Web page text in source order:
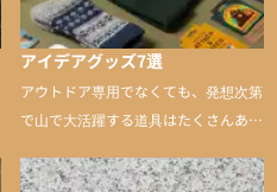
アイデアグッズ7選
アウトドア専用でなくても、発想次第
で山で大活躍する道具はたくさんあり
山に持ち込むと快適性や安心感をグッ